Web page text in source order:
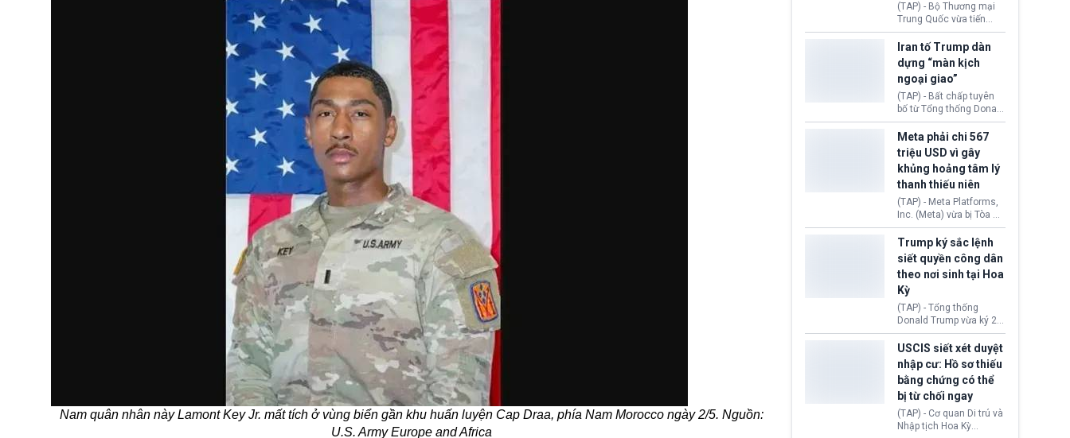
Nam quân nhân này Lamont Key Jr. mất tích ở vùng biển gần khu huấn luyện Cap Draa, phía Nam Morocco ngày 2/5. Nguồn:
U.S. Army Europe and Africa
(TAP) - Bộ Thương mại
Trung Quốc vừa tiến
hành áp đặt lệnh trừng
phạt lên hàng loạt thực
thể và siết chặt kiểm
soát xuất khẩu máy bay
không người lái (UAV)
sang Hoa Kỳ. Động thái
này nhằm đáp trả các
biện pháp hạn chế
thương mại, áp thuế mới
cùng lệnh cấm công
nghệ gần đây từ phía
Washington.
Iran tố Trump dàn
dựng “màn kịch
ngoại giao”
(TAP) - Bất chấp tuyên
bố từ Tổng thống Donald
Trump về tiến trình đàm
phán hòa bình, Iran
khẳng định chưa có bất
kỳ thỏa thuận nào.
Tehran cho rằng, Hoa Kỳ
chỉ đang dàn dựng “màn
kịch ngoại giao” để xoa
dịu căng thẳng.
Meta phải chi 567
triệu USD vì gây
khủng hoảng tâm lý
thanh thiếu niên
(TAP) - Meta Platforms,
Inc. (Meta) vừa bị Tòa án
bang New Mexico yêu
cầu đóng góp 567 triệu
USD vào một quỹ khắc
phục hậu quả. Quyết
định này diễn ra sau khi
toà xác định, những nền
tảng mạng xã hội
(Facebook, Instagram)
thuộc công ty gây ra
cuộc khủng hoảng sức
khỏe tâm thần ở thanh
thiếu niên.
Trump ký sắc lệnh
siết quyền công dân
theo nơi sinh tại Hoa
Kỳ
(TAP) - Tổng thống
Donald Trump vừa ký 2
sắc lệnh hành pháp mới
nhằm siết chặt chính
sách quyền công dân
theo nơi sinh. Động thái
diễn ra sau khi Tòa án
Tối cao Hoa Kỳ
(SCOTUS) hôm 30/7
tuyên bố bác bỏ, ngăn
chính quyền thực hiện
USCIS siết xét duyệt
nhập cư: Hồ sơ thiếu
bằng chứng có thể
bị từ chối ngay
(TAP) - Cơ quan Di trú và
Nhập tịch Hoa Kỳ